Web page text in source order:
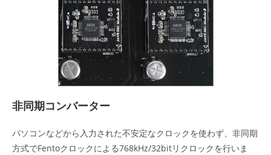
非同期コンバーター
パソコンなどから入力された不安定なクロックを使わず、非同期
方式でFentoクロックによる768kHz/32bitリクロックを行いま